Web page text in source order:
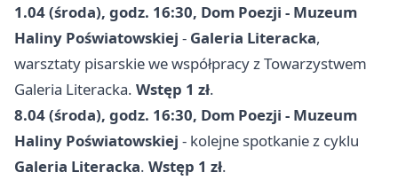
1.04 (środa), godz. 16:30, Dom Poezji - Muzeum
Haliny Poświatowskiej - Galeria Literacka,
warsztaty pisarskie we współpracy z Towarzystwem
Galeria Literacka. Wstęp 1 zł.
8.04 (środa), godz. 16:30, Dom Poezji - Muzeum
Haliny Poświatowskiej - kolejne spotkanie z cyklu
Galeria Literacka. Wstęp 1 zł.